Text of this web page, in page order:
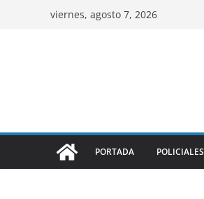
viernes, agosto 7, 2026
PORTADA POLICIALES